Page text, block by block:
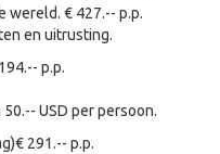
wereld. € 427.-- p.p.
en uitrusting.
p.p.
USD per persoon.
291.-- p.p.